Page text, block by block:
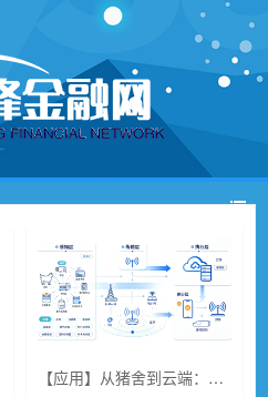
【应用】从猪舍到云端：无线传输技术如何让养殖场“活”了过来